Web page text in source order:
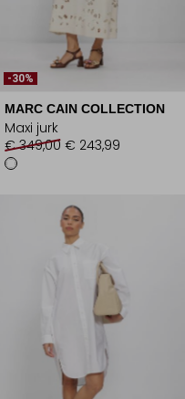
-30%
MARC CAIN COLLECTION
Maxi jurk
€ 349,00 € 243,99